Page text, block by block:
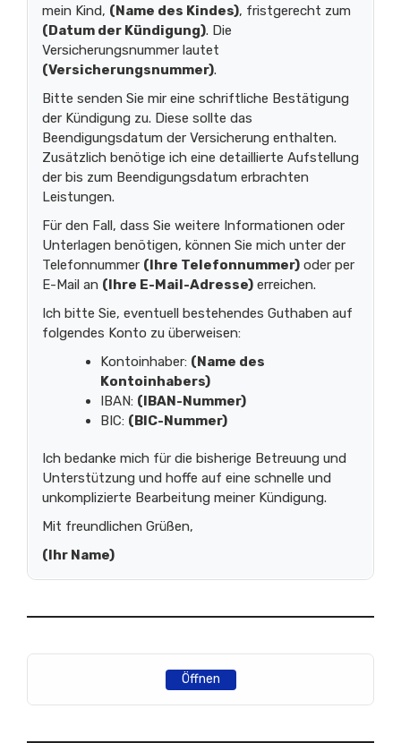
mein Kind, (Name des Kindes), fristgerecht zum
(Datum der Kündigung). Die
Versicherungsnummer lautet
(Versicherungsnummer).
Bitte senden Sie mir eine schriftliche Bestätigung
der Kündigung zu. Diese sollte das
Beendigungsdatum der Versicherung enthalten.
Zusätzlich benötige ich eine detaillierte Aufstellung
der bis zum Beendigungsdatum erbrachten
Leistungen.
Für den Fall, dass Sie weitere Informationen oder
Unterlagen benötigen, können Sie mich unter der
Telefonnummer (Ihre Telefonnummer) oder per
E-Mail an (Ihre E-Mail-Adresse) erreichen.
Ich bitte Sie, eventuell bestehendes Guthaben auf
folgendes Konto zu überweisen:
Kontoinhaber: (Name des
Kontoinhabers)
IBAN: (IBAN-Nummer)
BIC: (BIC-Nummer)
Ich bedanke mich für die bisherige Betreuung und
Unterstützung und hoffe auf eine schnelle und
unkomplizierte Bearbeitung meiner Kündigung.
Mit freundlichen Grüßen,
(Ihr Name)
Öffnen